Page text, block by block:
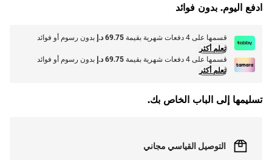
ادفع اليوم. بدون فوائد
قسمها على 4 دفعات شهرية بقيمة 69.75 د.إ
بدون رسوم أو فوائد
تعلم أكثر
قسمها على 4 دفعات شهرية بقيمة
69.75 د.إ
بدون رسوم أو فوائد
تعلم أكثر
تسليمها إلى الباب الخاص بك.
التوصيل القياسي مجاني